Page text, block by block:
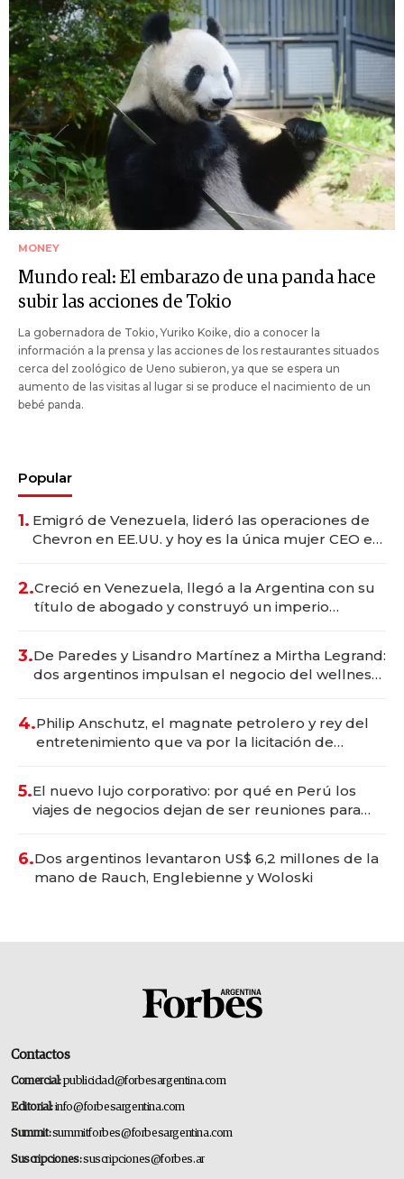
MONEY
Mundo real: El embarazo de una panda hace
subir las acciones de Tokio
La gobernadora de Tokio, Yuriko Koike, dio a conocer la
información a la prensa y las acciones de los restaurantes situados
cerca del zoológico de Ueno subieron, ya que se espera un
aumento de las visitas al lugar si se produce el nacimiento de un
bebé panda.
Popular
1. Emigró de Venezuela, lideró las operaciones de
Chevron en EE.UU. y hoy es la única mujer CEO en
2.Creció en Venezuela, llegó a la Argentina con su
título de abogado y construyó un imperio
3.De Paredes y Lisandro Martínez a Mirtha Legrand:
dos argentinos impulsan el negocio del wellness
4.Philip Anschutz, el magnate petrolero y rey del
entretenimiento que va por la licitación de
5.El nuevo lujo corporativo: por qué en Perú los
viajes de negocios dejan de ser reuniones para
6.Dos argentinos levantaron US$ 6,2 millones de la
mano de Rauch, Englebienne y Woloski
Contactos
Comercial:publicidad@forbesargentina.com
Editorial:info@forbesargentina.com
Summit:summitforbes@forbesargentina.com
Suscripciones:suscripciones@forbes.ar